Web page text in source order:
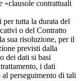
«clausole contrattuali
tutta la durata del
o del Contratto
sua risoluzione, per il
previsti dalla
dei dati si basi
i dati
al perseguimento di tali